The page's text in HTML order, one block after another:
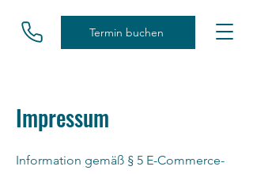
Termin buchen
Impressum
Information gemäß § 5 E-Commerce-